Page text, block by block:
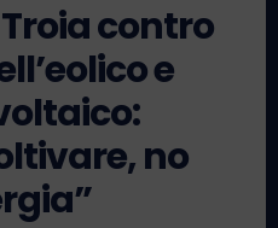
contro
e
no